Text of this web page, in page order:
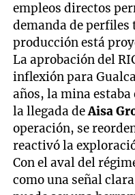
empleos directos
demanda de perfiles
producción está
La aprobación del
inflexión para
años, la mina estaba
la llegada deAisa
operación, se
reactivó la
Con el aval del
como una señal